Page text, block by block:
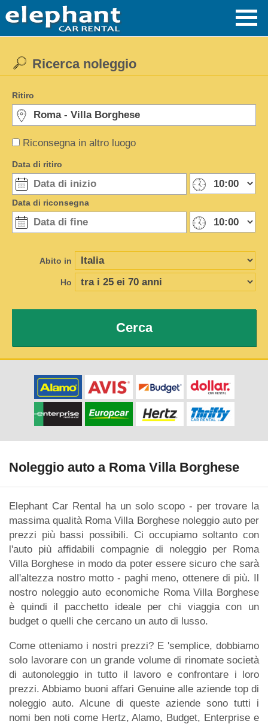
Riconsegna in altro luogo
Ricerca noleggio
Ritiro
Data di ritiro
Data di riconsegna
Abito in
Ho
Cerca
Noleggio auto a Roma Villa Borghese
Elephant Car Rental ha un solo scopo - per trovare la
massima qualità Roma Villa Borghese noleggio auto per
prezzi più bassi possibili. Ci occupiamo soltanto con
l'auto più affidabili compagnie di noleggio per Roma
Villa Borghese in modo da poter essere sicuro che sarà
all'altezza nostro motto - paghi meno, ottenere di più. Il
nostro noleggio auto economiche Roma Villa Borghese
è quindi il pacchetto ideale per chi viaggia con un
budget o quelli che cercano un auto di lusso.
Come otteniamo i nostri prezzi? E 'semplice, dobbiamo
solo lavorare con un grande volume di rinomate società
di autonoleggio in tutto il lavoro e confrontare i loro
prezzi. Abbiamo buoni affari Genuine alle aziende top di
noleggio auto. Alcune di queste aziende sono tutti i
nomi ben noti come Hertz, Alamo, Budget, Enterprise e